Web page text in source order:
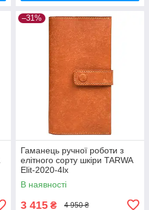
–31%
Гаманець ручної роботи з
елітного сорту шкіри TARWA
Elit-2020-4lx
В наявності
3 415 ₴ 4 950 ₴